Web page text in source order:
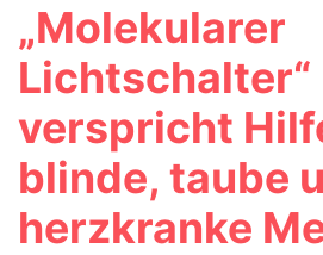
„Molekularer
Lichtschalter“
verspricht
blinde, taube
herzkranke